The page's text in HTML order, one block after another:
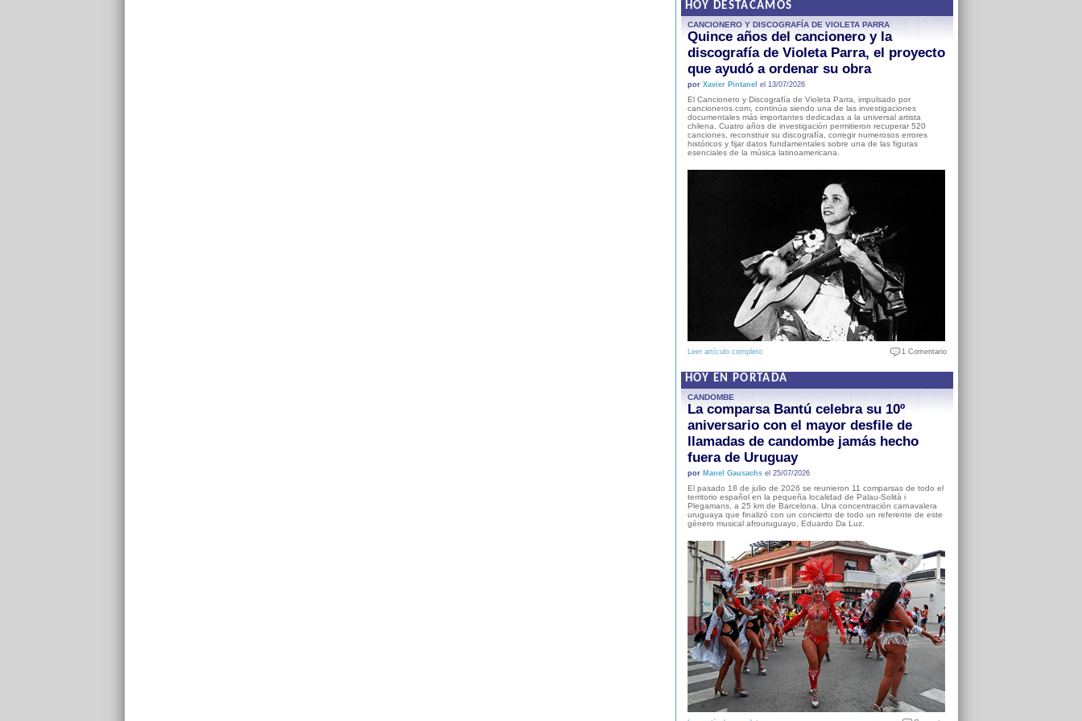
HOY DESTACAMOS
CANCIONERO Y DISCOGRAFÍA DE VIOLETA PARRA
Quince años del cancionero y la
discografía de Violeta Parra, el proyecto
que ayudó a ordenar su obra
por Xavier Pintanel el 13/07/2026
El Cancionero y Discografía de Violeta Parra, impulsado por
cancioneros.com, continúa siendo una de las investigaciones
documentales más importantes dedicadas a la universal artista
chilena. Cuatro años de investigación permitieron recuperar 520
canciones, reconstruir su discografía, corregir numerosos errores
históricos y fijar datos fundamentales sobre una de las figuras
esenciales de la música latinoamericana.
Leer artículo completo 1 Comentario
HOY EN PORTADA
CANDOMBE
La comparsa Bantú celebra su 10º
aniversario con el mayor desfile de
llamadas de candombe jamás hecho
fuera de Uruguay
por Manel Gausachsel 25/07/2026
El pasado 18 de julio de 2026 se reunieron 11 comparsas de todo el
territorio español en la pequeña localidad de Palau-Solità i
Plegamans, a 25 km de Barcelona. Una concentración carnavalera
uruguaya que finalizó con un concierto de todo un referente de este
género musical afrouruguayo, Eduardo Da Luz.